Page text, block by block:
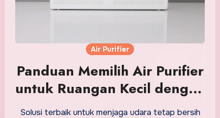
Air Purifier
Panduan Memilih Air Purifier
untuk Ruangan Kecil dengan
Tingkat Kebisingan Rendah
Solusi terbaik untuk menjaga udara tetap bersih